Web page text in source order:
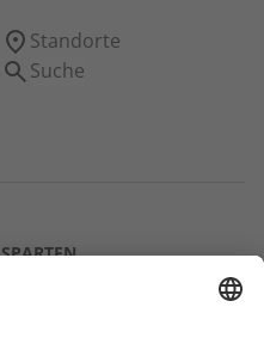
Standorte
Suche
SPARTEN